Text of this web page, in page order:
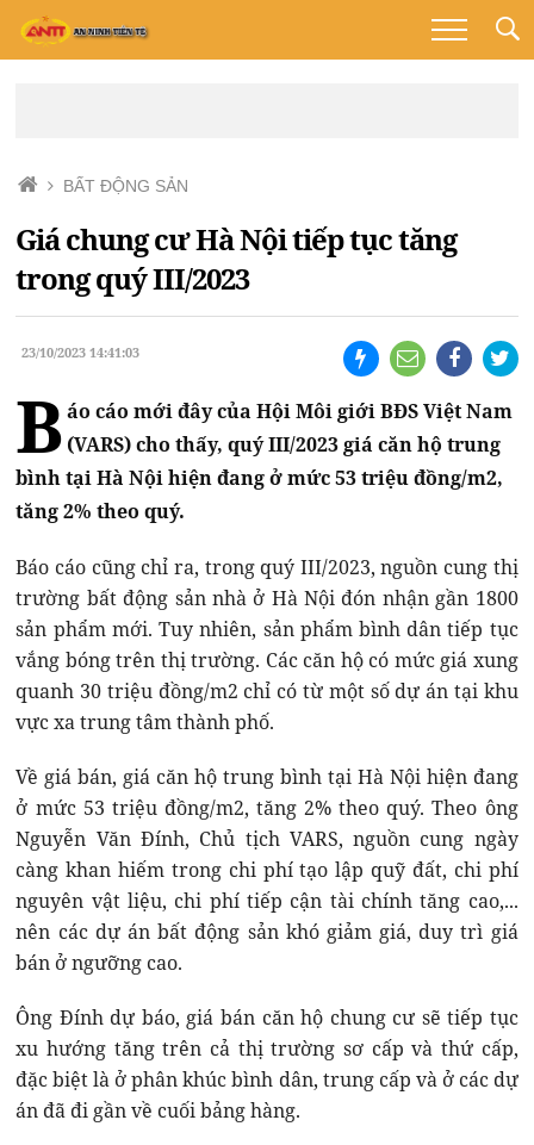
BẤT ĐỘNG SẢN
Giá chung cư Hà Nội tiếp tục tăng
trong quý III/2023
23/10/2023 14:41:03
B áo cáo mới đây của Hội Môi giới BĐS Việt Nam
(VARS) cho thấy, quý III/2023 giá căn hộ trung
bình tại Hà Nội hiện đang ở mức 53 triệu đồng/m2,
tăng 2% theo quý.
Báo cáo cũng chỉ ra, trong quý III/2023, nguồn cung thị
trường bất động sản nhà ở Hà Nội đón nhận gần 1800
sản phẩm mới. Tuy nhiên, sản phẩm bình dân tiếp tục
vắng bóng trên thị trường. Các căn hộ có mức giá xung
quanh 30 triệu đồng/m2 chỉ có từ một số dự án tại khu
vực xa trung tâm thành phố.
Về giá bán, giá căn hộ trung bình tại Hà Nội hiện đang
ở mức 53 triệu đồng/m2, tăng 2% theo quý. Theo ông
Nguyễn Văn Đính, Chủ tịch VARS, nguồn cung ngày
càng khan hiếm trong chi phí tạo lập quỹ đất, chi phí
nguyên vật liệu, chi phí tiếp cận tài chính tăng cao,...
nên các dự án bất động sản khó giảm giá, duy trì giá
bán ở ngưỡng cao.
Ông Đính dự báo, giá bán căn hộ chung cư sẽ tiếp tục
xu hướng tăng trên cả thị trường sơ cấp và thứ cấp,
đặc biệt là ở phân khúc bình dân, trung cấp và ở các dự
án đã đi gần về cuối bảng hàng.